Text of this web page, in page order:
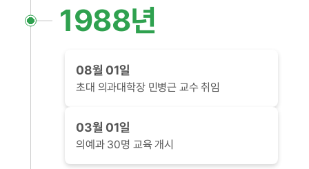
1988년
08월 01일
초대 의과대학장 민병근 교수 취임
03월 01일
의예과 30명 교육 개시